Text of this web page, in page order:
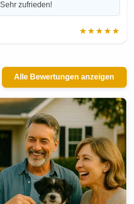
Sehr zufrieden!
★★★★★
Alle Bewertungen anzeigen